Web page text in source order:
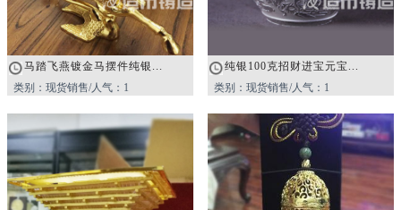
马踏飞燕镀金马摆件纯银...
类别：现货销售/人气：1
纯银100克招财进宝元宝...
类别：现货销售/人气：1